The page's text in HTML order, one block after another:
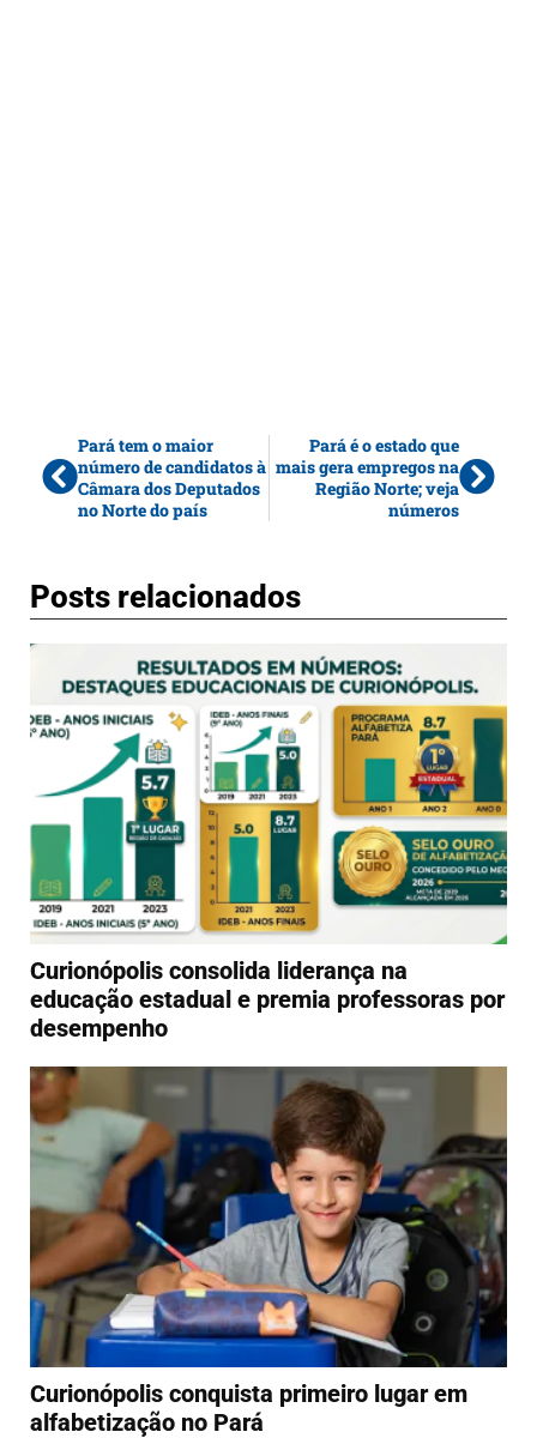
Pará tem o maior
número de candidatos à
Câmara dos Deputados
no Norte do país
Pará é o estado que
mais gera empregos na
Região Norte; veja
números
Posts relacionados
Curionópolis consolida liderança na
educação estadual e premia professoras por
desempenho
Curionópolis conquista primeiro lugar em
alfabetização no Pará